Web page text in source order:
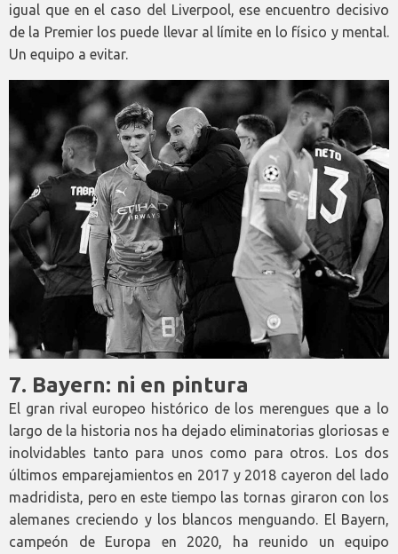
igual que en el caso del Liverpool, ese encuentro decisivo
de la Premier los puede llevar al límite en lo físico y mental.
Un equipo a evitar.
7. Bayern: ni en pintura
El gran rival europeo histórico de los merengues que a lo
largo de la historia nos ha dejado eliminatorias gloriosas e
inolvidables tanto para unos como para otros. Los dos
últimos emparejamientos en 2017 y 2018 cayeron del lado
madridista, pero en este tiempo las tornas giraron con los
alemanes creciendo y los blancos menguando. El Bayern,
campeón de Europa en 2020, ha reunido un equipo